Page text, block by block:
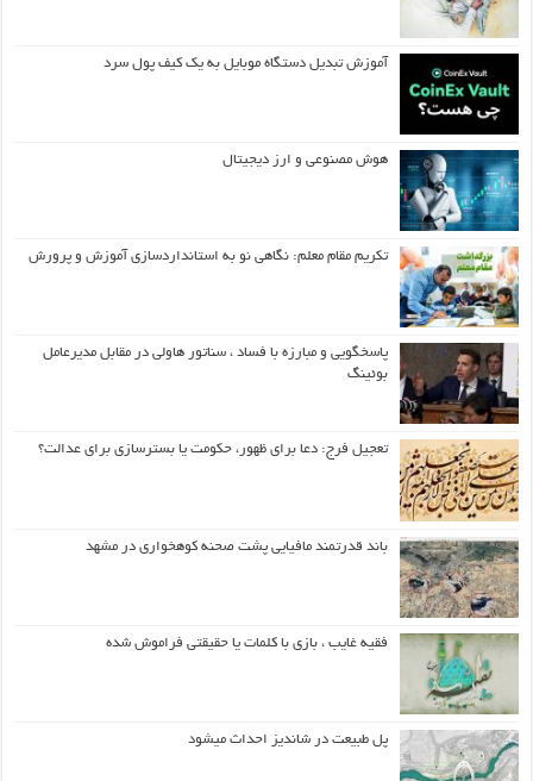
آموزش تبدیل دستگاه موبایل به یک کیف‌ پول سرد
هوش مصنوعی و ارز دیجیتال
تکریم مقام معلم: نگاهی نو به استانداردسازی آموزش و پرورش
پاسخگویی و مبارزه با فساد ، سناتور هاولی در مقابل مدیرعامل
بوئینگ
تعجیل فرج: دعا برای ظهور، حکومت یا بسترسازی برای عدالت؟
باند قدرتمند مافیایی پشت صحنه کوهخواری در مشهد
فقیه غایب ، بازی با کلمات یا حقیقتی فراموش شده
پل طبیعت در شاندیز احداث میشود